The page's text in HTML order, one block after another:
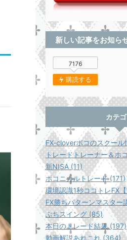
新しい記事をお知ら
7176
購読する
カテゴ
FX-cloverポコのスクール
トレードトレーナー＆ホ
新NISA (11)
ポコニカルトレード (171)
環境認識1秒ココトレFX
FX勝ちパターンマス
ぷちスイング (85)
本日のトレード結果 (197)
動画解説あれこれ (364)